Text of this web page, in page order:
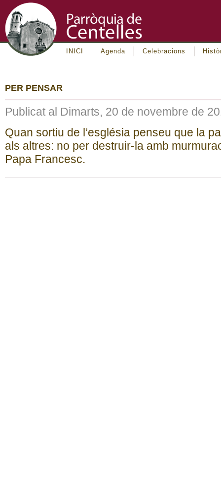
INICI Agenda Celebracions
PER PENSAR
Publicat al Dimarts, 20 de novembre de
Quan sortiu de l’església penseu que la
als altres: no per destruir-la amb
Papa Francesc.